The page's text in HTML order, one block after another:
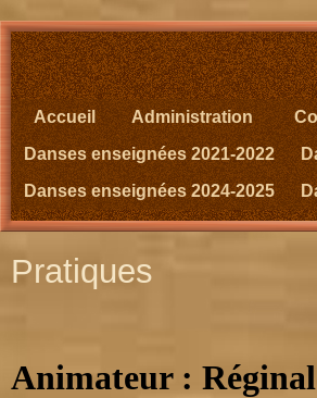
Accueil Administration
Danses enseignées 2021-2022
Danses enseignées 2024-2025
Pratiques
Animateur :